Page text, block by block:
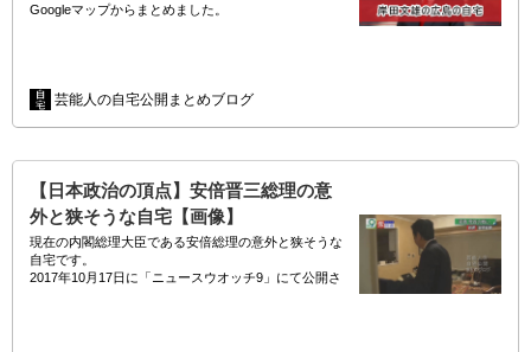
Googleマップからまとめました。
芸能人の自宅公開まとめブログ
【日本政治の頂点】安倍晋三総理の意
外と狭そうな自宅【画像】
現在の内閣総理大臣である安倍総理の意外と狭そうな
自宅です。
2017年10月17日に「ニュースウオッチ9」にて公開さ